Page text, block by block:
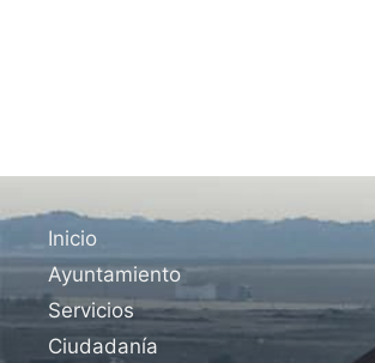
Inicio
Ayuntamiento
Servicios
Ciudadanía